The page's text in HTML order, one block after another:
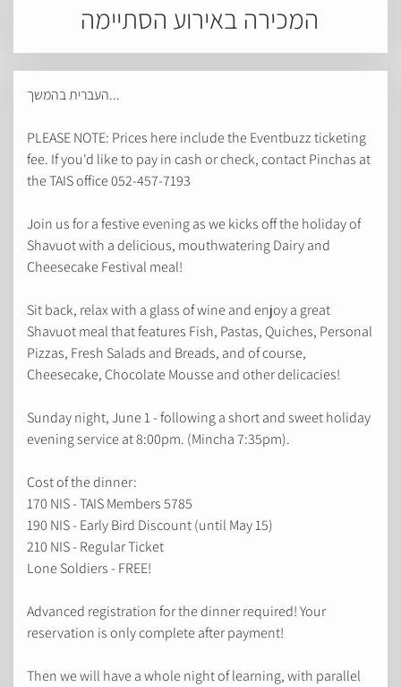
המכירה באירוע הסתיימה
העברית בהמשך...
PLEASE NOTE: Prices here include the Eventbuzz ticketing
fee. If you'd like to pay in cash or check, contact Pinchas at
the TAIS office 052-457-7193
Join us for a festive evening as we kicks off the holiday of
Shavuot with a delicious, mouthwatering Dairy and
Cheesecake Festival meal!
Sit back, relax with a glass of wine and enjoy a great
Shavuot meal that features Fish, Pastas, Quiches, Personal
Pizzas, Fresh Salads and Breads, and of course,
Cheesecake, Chocolate Mousse and other delicacies!
Sunday night, June 1 - following a short and sweet holiday
evening service at 8:00pm. (Mincha 7:35pm).
Cost of the dinner:
170 NIS - TAIS Members 5785
190 NIS - Early Bird Discount (until May 15)
210 NIS - Regular Ticket
Lone Soldiers - FREE!
Advanced registration for the dinner required! Your
reservation is only complete after payment!
Then we will have a whole night of learning, with parallel